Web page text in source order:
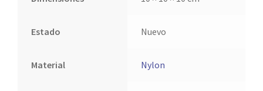
Estado Nuevo
Material Nylon